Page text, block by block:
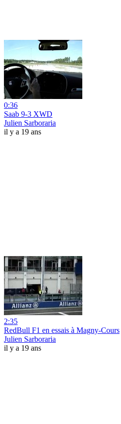
0:36
Saab 9-3 XWD
Julien Sarboraria
il y a 19 ans
2:35
RedBull F1 en essais à Magny-Cours
Julien Sarboraria
il y a 19 ans